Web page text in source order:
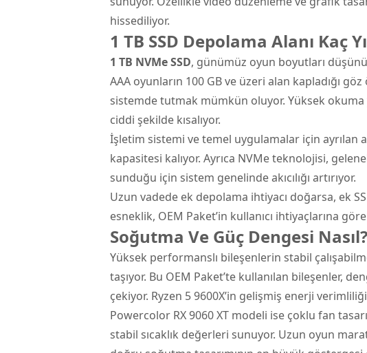
hissediliyor.
1 TB SSD Depolama Alanı Kaç
1 TB NVMe SSD, günümüz oyun boyutları
AAA oyunların 100 GB ve üzeri alan kapladığı
sistemde tutmak mümkün oluyor. Yüksek okuma
ciddi şekilde kısalıyor.
İşletim sistemi ve temel uygulamalar için ayrılan
kapasitesi kalıyor. Ayrıca NVMe teknolojisi,
sunduğu için sistem genelinde akıcılığı artırıyor.
Uzun vadede ek depolama ihtiyacı doğarsa, ek
esneklik, OEM Paket’in kullanıcı ihtiyaçlarına
Soğutma Ve Güç Dengesi Nasıl?
Yüksek performanslı bileşenlerin stabil
taşıyor. Bu OEM Paket’te kullanılan bileşenler,
çekiyor. Ryzen 5 9600X’in gelişmiş enerji
Powercolor RX 9060 XT modeli ise çoklu fan
stabil sıcaklık değerleri sunuyor. Uzun oyun